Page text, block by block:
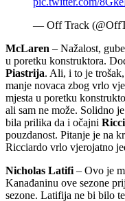
— Off Track
McLaren – Nažalost,
u poretku konstruktora.
Piastrija. Ali, i to je
manje novaca zbog vrlo
mjesta u poretku
ali sam ne može. Solidno
bila prilika da i očajni
pouzdanost. Pitanje je na
Ricciardo vrlo vjerojatno
Nicholas Latifi – Ovo je
Kanađaninu ove sezone
sezone. Latifija ne bi bilo